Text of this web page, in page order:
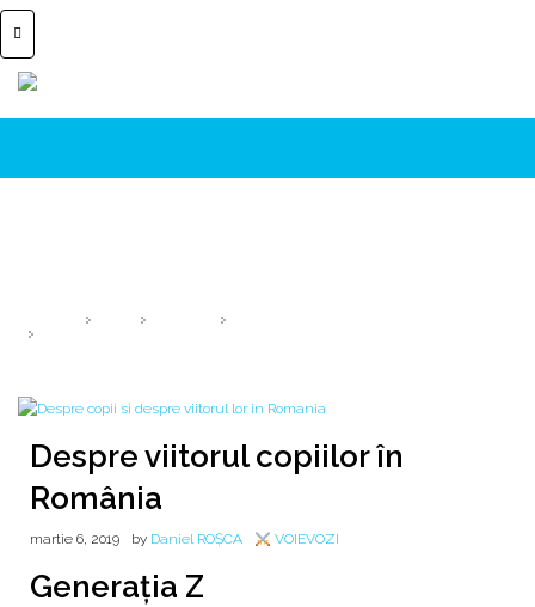
Despre viitorul copiilor în
România
martie 6, 2019 by Daniel ROȘCA VOIEVOZI
Generația Z